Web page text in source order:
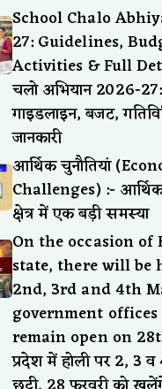
School Chalo
27: Guidelines,
Activities & Full
चलो अभियान 2026-
गाइडलाइन, बजट,
जानकारी
आर्थिक चुनौतियां
Challenges) :-
क्षेत्र में एक बड़ी समस्या
On the occasion
state, there will be
2nd, 3rd and 4th
government
remain open on
प्रदेश में होली पर 2, 3 व